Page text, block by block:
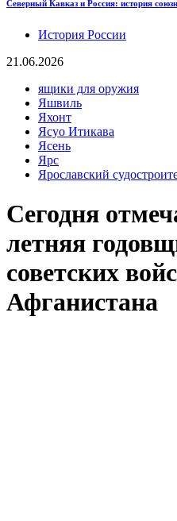
Северный Кавказ и Россия: история
История России
21.06.2026
ящики для оружия
Яшвиль
Яхонт
Ясуо Итикава
Ясень
Ярс
Ярославский
Сегодня
летняя
советских
Афганистана